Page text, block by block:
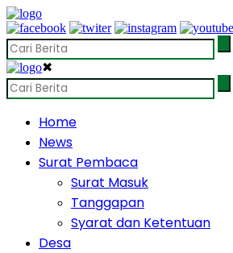
✖
Home
News
Surat Pembaca
Surat Masuk
Tanggapan
Syarat dan Ketentuan
Desa